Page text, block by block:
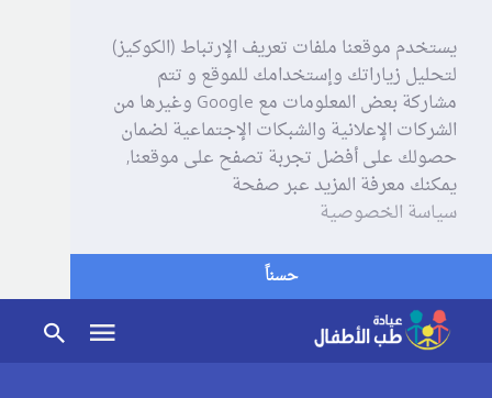
يستخدم موقعنا ملفات تعريف الإرتباط (الكوكيز)
لتحليل زياراتك وإستخدامك للموقع و تتم
مشاركة بعض المعلومات مع Google وغيرها من
الشركات الإعلانية والشبكات الإجتماعية لضمان
حصولك على أفضل تجربة تصفح على موقعنا,
يمكنك معرفة المزيد عبر صفحة
سياسة الخصوصية
حسناً